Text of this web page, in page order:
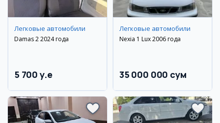
Легковые автомобили
Damas 2 2024 года
5 700 y.e
Легковые автомобили
Nexia 1 Lux 2006 года
35 000 000 сум